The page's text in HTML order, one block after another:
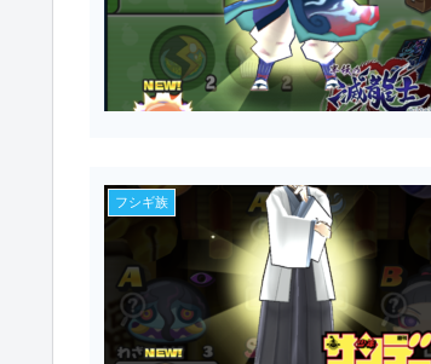
フシギ族